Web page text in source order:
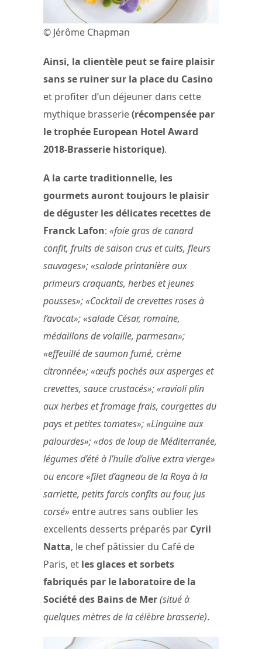
© Jérôme Chapman
Ainsi, la clientèle peut se faire plaisir
sans se ruiner sur la place du Casino
et profiter d’un déjeuner dans cette
mythique brasserie(récompensée par
le trophée European Hotel Award
2018-Brasserie historique).
A la carte traditionnelle, les
gourmets auront toujours le plaisir
de déguster les délicates recettes de
Franck Lafon: «foie gras de canard
confit, fruits de saison crus et cuits, fleurs
sauvages»; «salade printanière aux
primeurs craquants, herbes et jeunes
pousses»; «Cocktail de crevettes roses à
l’avocat»; «salade César, romaine,
médaillons de volaille, parmesan»;
«effeuillé de saumon fumé, crème
citronnée»; «œufs pochés aux asperges et
crevettes, sauce crustacés»; «ravioli plin
aux herbes et fromage frais, courgettes du
pays et petites tomates»; «Linguine aux
palourdes»; «dos de loup de Méditerranée,
légumes d’été à l’huile d’olive extra vierge»
ou encore «filet d’agneau de la Roya à la
sarriette, petits farcis confits au four, jus
corsé» entre autres sans oublier les
excellents desserts préparés par Cyril
Natta, le chef pâtissier du Café de
Paris, et les glaces et sorbets
fabriqués par le laboratoire de la
Société des Bains de Mer(situé à
quelques mètres de la célèbre brasserie).